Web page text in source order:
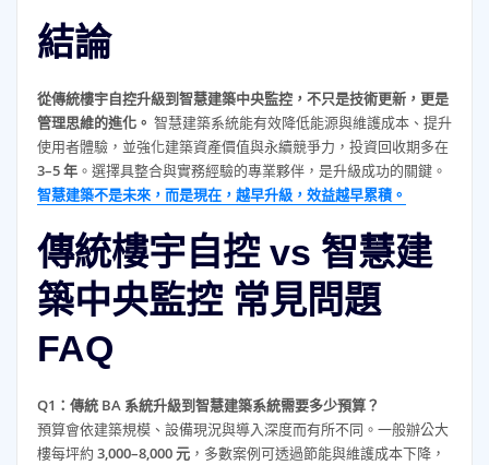
結論
從傳統樓宇自控升級到智慧建築中央監控，不只是技術更新，更是
管理思維的進化。 智慧建築系統能有效降低能源與維護成本、提升
使用者體驗，並強化建築資產價值與永續競爭力，投資回收期多在
3–5 年。選擇具整合與實務經驗的專業夥伴，是升級成功的關鍵。
智慧建築不是未來，而是現在，越早升級，效益越早累積。
傳統樓宇自控 vs 智慧建
築中央監控 常見問題
FAQ
Q1：傳統 BA 系統升級到智慧建築系統需要多少預算？
預算會依建築規模、設備現況與導入深度而有所不同。一般辦公大
樓每坪約 3,000–8,000 元，多數案例可透過節能與維護成本下降，